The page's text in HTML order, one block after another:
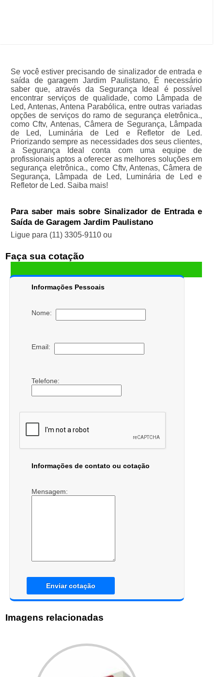
Se você estiver precisando de sinalizador de entrada e
saída de garagem Jardim Paulistano, É necessário
saber que, através da Segurança Ideal é possível
encontrar serviços de qualidade, como Lâmpada de
Led, Antenas, Antena Parabólica, entre outras variadas
opções de serviços do ramo de segurança eletrônica.,
como Cftv, Antenas, Câmera de Segurança, Lâmpada
de Led, Luminária de Led e Refletor de Led.
Priorizando sempre as necessidades dos seus clientes,
a Segurança Ideal conta com uma equipe de
profissionais aptos a oferecer as melhores soluções em
segurança eletrônica., como Cftv, Antenas, Câmera de
Segurança, Lâmpada de Led, Luminária de Led e
Refletor de Led. Saiba mais!
Para saber mais sobre Sinalizador de Entrada e
Saída de Garagem Jardim Paulistano
Ligue para (11) 3305-9110ou
Faça sua cotação
Informações Pessoais
Nome:
Email:
Telefone:
Informações de contato ou cotação
Mensagem:
Enviar cotação
Imagens relacionadas